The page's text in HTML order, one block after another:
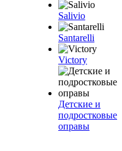
Salivio
Santarelli
Victory
Детские и
подростковые
оправы